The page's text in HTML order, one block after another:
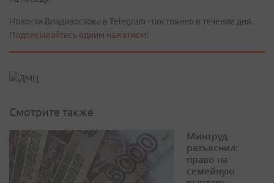
Новости Владивостока в Telegram - постоянно в течение дня.
Подписывайтесь одним нажатием!
Смотрите также
Минтруд
разъяснил:
право на
семейную